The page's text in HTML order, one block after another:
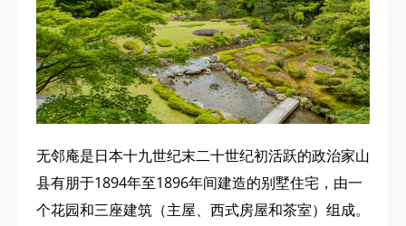
无邻庵是日本十九世纪末二十世纪初活跃的政治家山
县有朋于1894年至1896年间建造的别墅住宅，由一
个花园和三座建筑（主屋、西式房屋和茶室）组成。